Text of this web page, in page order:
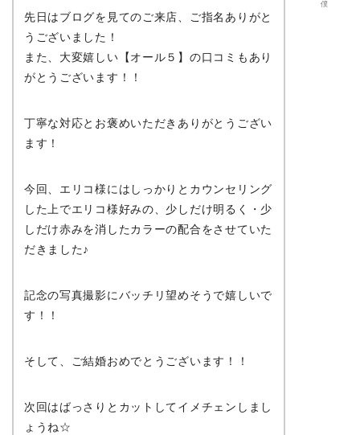
僕
先日はブログを見てのご来店、ご指名ありがと
うございました！
また、大変嬉しい【オール５】の口コミもあり
がとうございます！！
丁寧な対応とお褒めいただきありがとうござい
ます！
今回、エリコ様にはしっかりとカウンセリング
した上でエリコ様好みの、少しだけ明るく・少
しだけ赤みを消したカラーの配合をさせていた
だきました♪
記念の写真撮影にバッチリ望めそうで嬉しいで
す！！
そして、ご結婚おめでとうございます！！
次回はばっさりとカットしてイメチェンしまし
ょうね☆